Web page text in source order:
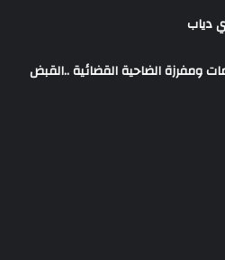
دياب
ومفرزة الضاحية القضائية ..القبض